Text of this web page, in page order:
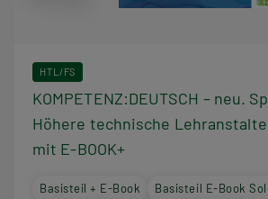
HTL/FS
KOMPETENZ:DEUTSCH – neu.
Höhere technische
mit E-BOOK+
Basisteil + E-Book
Basisteil E-Book